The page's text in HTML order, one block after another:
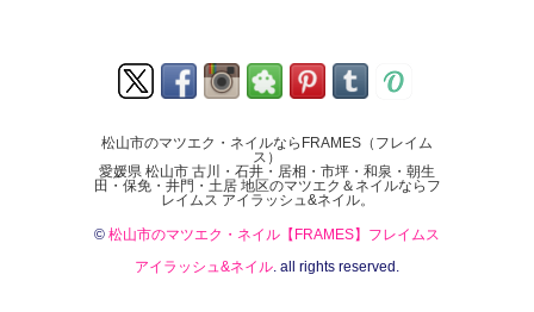
松山市のマツエク・ネイルならFRAMES（フレイム
ス）
愛媛県 松山市 古川・石井・居相・市坪・和泉・朝生
田・保免・井門・土居 地区のマツエク＆ネイルならフ
レイムス アイラッシュ&ネイル。
© 松山市のマツエク・ネイル【FRAMES】フレイムス
アイラッシュ&ネイル. all rights reserved.